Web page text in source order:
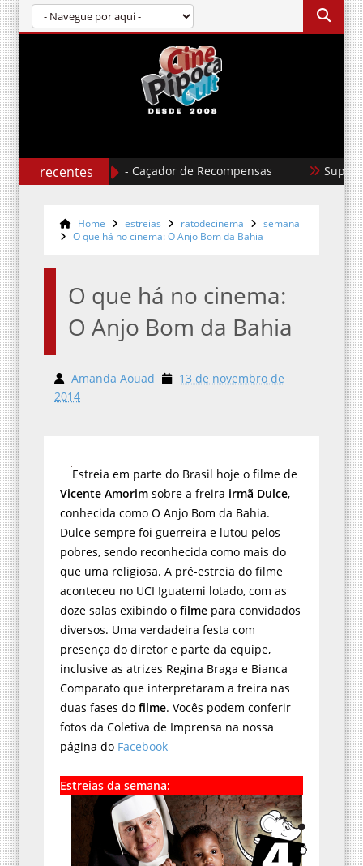
recentes
Jonah Hex - Caçador de Recompensas Superman
Home estreias ratodecinema
semana
O que há no cinema: O Anjo Bom da Bahia
O que há no cinema:
O Anjo Bom da Bahia
Amanda Aouad
13 de novembro de
2014
Estreia em parte do Brasil hoje o filme de
Vicente Amorim sobre a freira irmã Dulce,
conhecida como O Anjo Bom da Bahia.
Dulce sempre foi guerreira e lutou pelos
pobres, sendo reconhecida como mais do
que uma religiosa. A pré-estreia do filme
aconteceu no UCI Iguatemi lotado, com as
doze salas exibindo o filme para convidados
diversos. Uma verdadeira festa com
presença do diretor e parte da equipe,
inclusive as atrizes Regina Braga e Bianca
Comparato que interpretaram a freira nas
duas fases do filme. Vocês podem conferir
fotos da Coletiva de Imprensa na nossa
página do Facebook
Estreias da semana: